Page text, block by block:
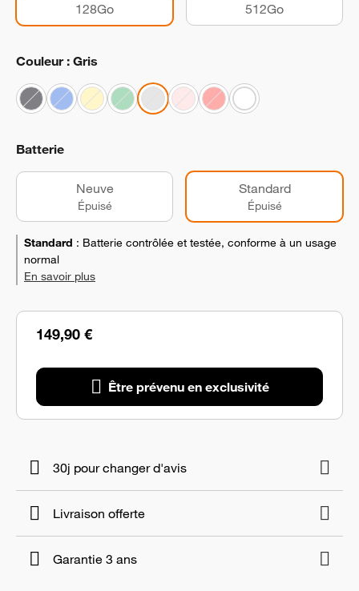
149,90 €
Être prévenu en exclusivité
128Go 512Go
Couleur : Gris
Batterie
Neuve
Épuisé
Standard
Épuisé
Standard : Batterie contrôlée et testée, conforme à un usage
normal
En savoir plus
30j pour changer d'avis
Livraison offerte
Garantie 3 ans